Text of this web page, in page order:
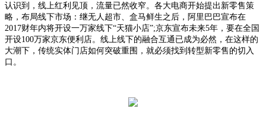
认识到，线上红利见顶，流量已然收窄。各大电商开始提出新零售策
略，布局线下市场：继无人超市、盒马鲜生之后，阿里巴巴宣布在
2017财年内将开设一万家线下“天猫小店”;京东宣布未来5年，要在全国
开设100万家京东便利店。线上线下的融合互通已成为必然，在这样的
大潮下，传统实体门店如何突破重围，就必须找到转型新零售的切入
口。